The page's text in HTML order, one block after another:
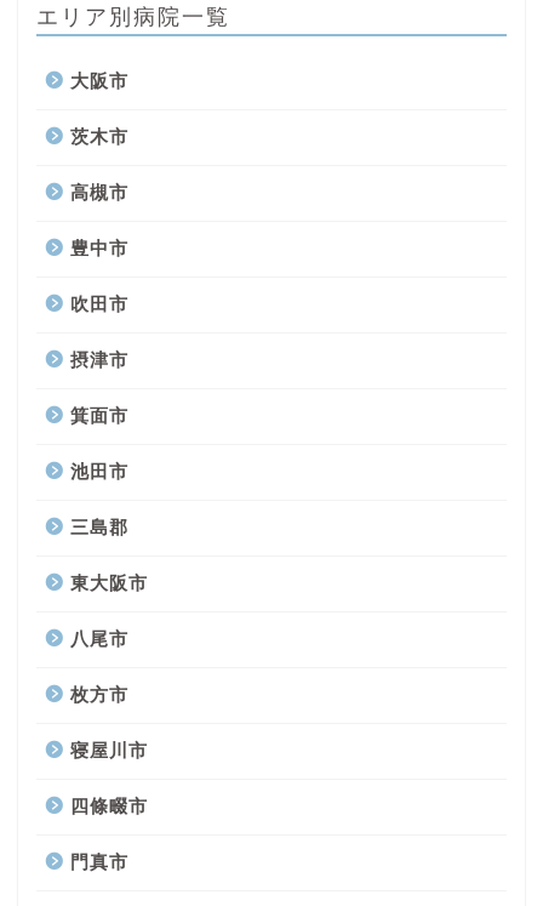
エリア別病院一覧
大阪市
茨木市
高槻市
豊中市
吹田市
摂津市
箕面市
池田市
三島郡
東大阪市
八尾市
枚方市
寝屋川市
四條畷市
門真市